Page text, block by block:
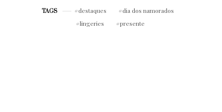
TAGS destaques
dia dos namorados
lingeries
presente